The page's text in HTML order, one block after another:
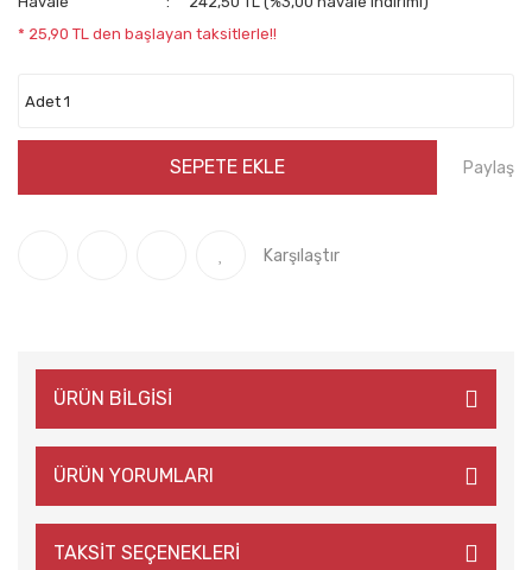
* 25,90 TL den başlayan taksitlerle!!
SEPETE EKLE Paylaş
Karşılaştır
ÜRÜN BİLGİSİ
ÜRÜN YORUMLARI
TAKSİT SEÇENEKLERİ